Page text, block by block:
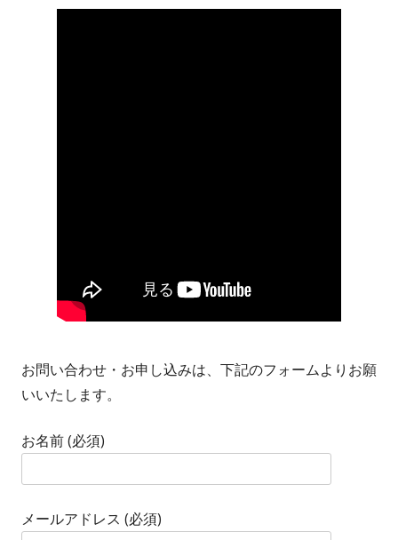
お問い合わせ・お申し込みは、下記のフォームよりお願
いいたします。
お名前 (必須)
メールアドレス (必須)